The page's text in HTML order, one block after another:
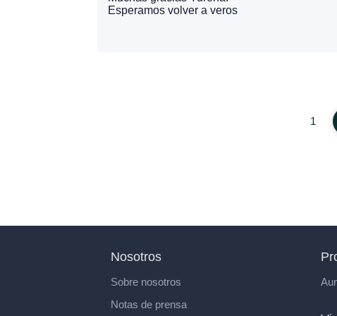
Esperamos volver a veros
1
Nosotros
Sobre nosotros
Notas de prensa